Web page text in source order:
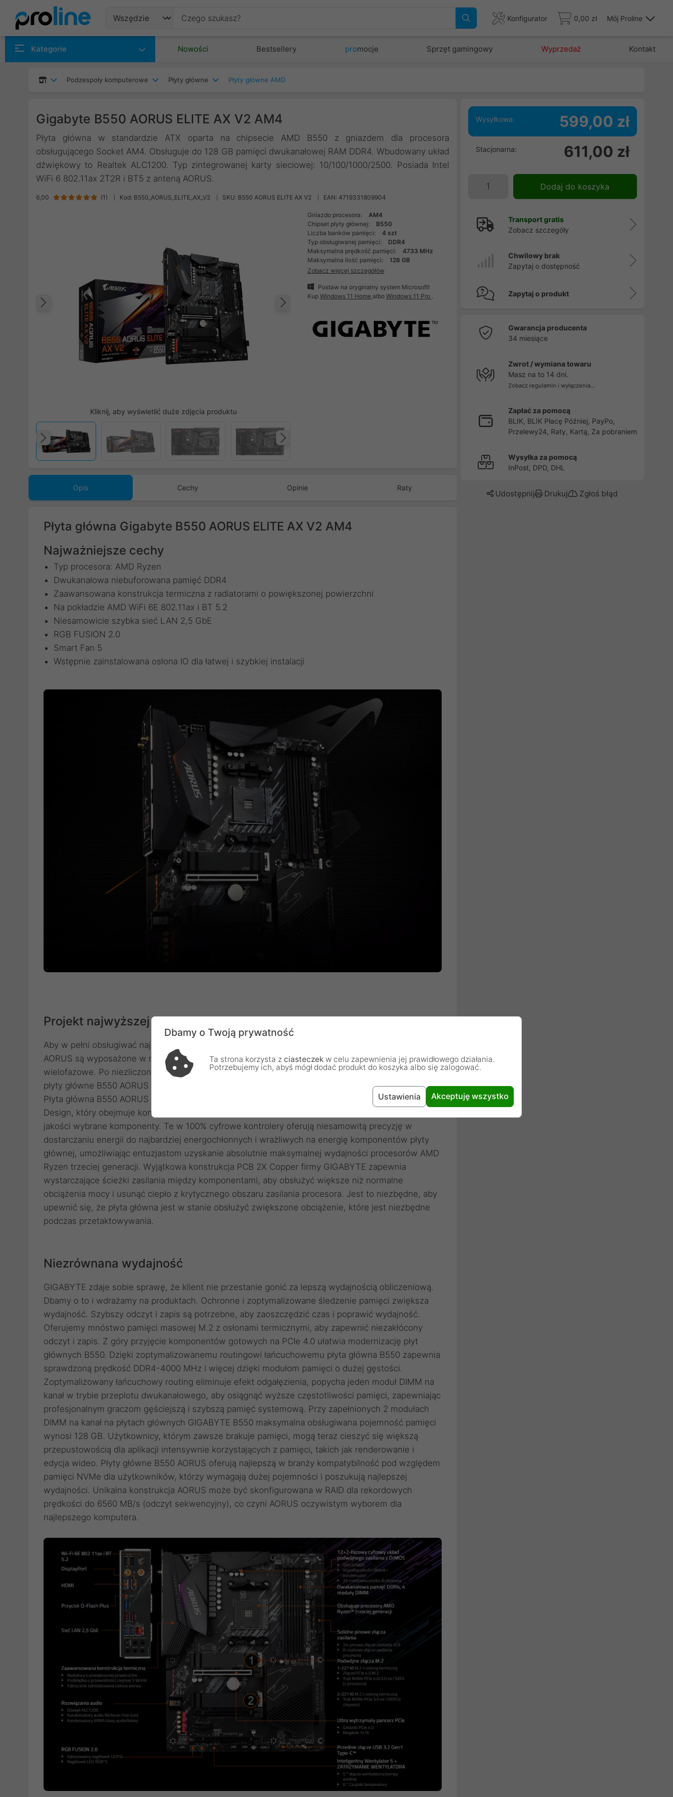
Konfigurator 0,00 zł Mój Proline
Kategorie Nowości Bestsellery promocje Sprzęt gamingowy Wyprzedaż Kontakt
Podzespoły komputerowe Płyty główne Płyty główne AMD
Gigabyte B550 AORUS ELITE AX V2 AM4
Płyta główna w standardzie ATX oparta na chipsecie AMD B550 z gniazdem dla procesora
obsługującego Socket AM4. Obsługuje do 128 GB pamięci dwukanałowej RAM DDR4. Wbudowany układ
dźwiękowy to Realtek ALC1200. Typ zintegrowanej karty sieciowej: 10/100/1000/2500. Posiada Intel
WiFi 6 802.11ax 2T2R i BT5 z anteną AORUS.
6,00 (1 ) Kod: B550_AORUS_ELITE_AX_V2 SKU: B550 AORUS ELITE AX V2 EAN: 4719331809904
Poprzedni
Kliknij, aby wyświetlić duże zdjęcia produktu
Poprzedni
Gniazdo procesora:
AM4
Chipset płyty głównej:
B550
Liczba banków pamięci:
4 szt
Typ obsługiwanej pamięci:
DDR4
Maksymalna prędkość pamięci:
4733 MHz
Maksymalna ilość pamięci:
128 GB
Zobacz więcej szczegółów
Postaw na oryginalny system Microsoft!
Kup Windows 11 Home albo Windows 11 Pro .
Opis Cechy Opinie Raty
Płyta główna Gigabyte B550 AORUS ELITE AX V2 AM4
Najważniejsze cechy
Typ procesora: AMD Ryzen
Dwukanałowa niebuforowana pamięć DDR4
Zaawansowana konstrukcja termiczna z radiatorami o powiększonej powierzchni
Na pokładzie AMD WiFi 6E 802.11ax i BT 5.2
Niesamowicie szybka sieć LAN 2,5 GbE
RGB FUSION 2.0
Smart Fan 5
Wstępnie zainstalowana osłona IO dla łatwej i szybkiej instalacji
Projekt najwyższej mocy
Aby w pełni obsługiwać najnowsze procesory AMD Ryzen trzeciej generacji, płyty główne B550
AORUS są wyposażone w najlepsze rozwiązanie zasilania, które jest zrównoważone, cyfrowe i
wielofazowe. Po niezliczonych eksperymentach i testach GIGABYTE przedstawia bezkonkurencyjne
płyty główne B550 AORUS dla entuzjastów. Bez kompromisów i nigdy nie przestawaj osiągać wyżej.
Płyta główna B550 AORUS ELITE AX V2 wykorzystuje 12+2-fazowy układ Digital Twin Power
Design, który obejmuje kontroler PWM, DrMOS i dławik z rdzeniem ferrytowym jako wysokiej
jakości wybrane komponenty. Te w 100% cyfrowe kontrolery oferują niesamowitą precyzję w
dostarczaniu energii do najbardziej energochłonnych i wrażliwych na energię komponentów płyty
głównej, umożliwiając entuzjastom uzyskanie absolutnie maksymalnej wydajności procesorów AMD
Ryzen trzeciej generacji. Wyjątkowa konstrukcja PCB 2X Copper firmy GIGABYTE zapewnia
wystarczające ścieżki zasilania między komponentami, aby obsłużyć większe niż normalne
obciążenia mocy i usunąć ciepło z krytycznego obszaru zasilania procesora. Jest to niezbędne, aby
upewnić się, że płyta główna jest w stanie obsłużyć zwiększone obciążenie, które jest niezbędne
podczas przetaktowywania.
Niezrównana wydajność
GIGABYTE zdaje sobie sprawę, że klient nie przestanie gonić za lepszą wydajnością obliczeniową.
Dbamy o to i wdrażamy na produktach. Ochronne i zoptymalizowane śledzenie pamięci zwiększa
wydajność. Szybszy odczyt i zapis są potrzebne, aby zaoszczędzić czas i poprawić wydajność.
Oferujemy mnóstwo pamięci masowej M.2 z osłonami termicznymi, aby zapewnić niezakłócony
odczyt i zapis. Z góry przyjęcie komponentów gotowych na PCIe 4.0 ułatwia modernizację płyt
głównych B550. Dzięki zoptymalizowanemu routingowi łańcuchowemu płyta główna B550 zapewnia
sprawdzoną prędkość DDR4-4000 MHz i więcej dzięki modułom pamięci o dużej gęstości.
Zoptymalizowany łańcuchowy routing eliminuje efekt odgałęzienia, popycha jeden moduł DIMM na
kanał w trybie przeplotu dwukanałowego, aby osiągnąć wyższe częstotliwości pamięci, zapewniając
profesjonalnym graczom gęściejszą i szybszą pamięć systemową. Przy zapełnionych 2 modułach
DIMM na kanał na płytach głównych GIGABYTE B550 maksymalna obsługiwana pojemność pamięci
wynosi 128 GB. Użytkownicy, którym zawsze brakuje pamięci, mogą teraz cieszyć się większą
przepustowością dla aplikacji intensywnie korzystających z pamięci, takich jak renderowanie i
edycja wideo. Płyty główne B550 AORUS oferują najlepszą w branży kompatybilność pod względem
pamięci NVMe dla użytkowników, którzy wymagają dużej pojemności i poszukują najlepszej
wydajności. Unikalna konstrukcja AORUS może być skonfigurowana w RAID dla rekordowych
prędkości do 6560 MB/s (odczyt sekwencyjny), co czyni AORUS oczywistym wyborem dla
najlepszego komputera.
Wysyłkowa: 599,00 zł
Stacjonarna: 611,00 zł
Dodaj do koszyka
Transport gratis
Zobacz szczegóły
Chwilowy brak
Zapytaj o dostępność
Zapytaj o produkt
Gwarancja producenta
34 miesiące
Zwrot / wymiana towaru
Masz na to 14 dni.
Zobacz regulamin i wyłączenia...
Zapłać za pomocą
BLIK, BLIK Płacę Później, PayPo,
Przelewy24, Raty, Kartą, Za pobraniem
Wysyłka za pomocą
InPost, DPD, DHL
Udostępnij Drukuj Zgłoś błąd
Dbamy o Twoją prywatność
Ta strona korzysta z ciasteczek w celu zapewnienia jej prawidłowego działania.
Potrzebujemy ich, abyś mógł dodać produkt do koszyka albo się zalogować.
Ustawienia Akceptuję wszystko